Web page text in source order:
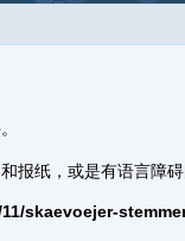
报纸，或是有语言障
skaevoejer-